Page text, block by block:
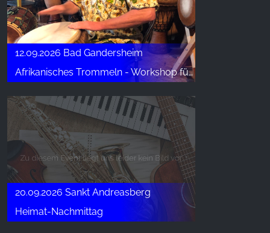
12.09.2026 Bad Gandersheim
Afrikanisches Trommeln - Workshop für Erwachsene
20.09.2026 Sankt Andreasberg
Heimat-Nachmittag